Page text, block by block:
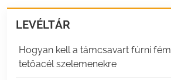
LEVÉLTÁR
Hogyan kell a támcsavart fúrni fém
tetőacél szelemenekre